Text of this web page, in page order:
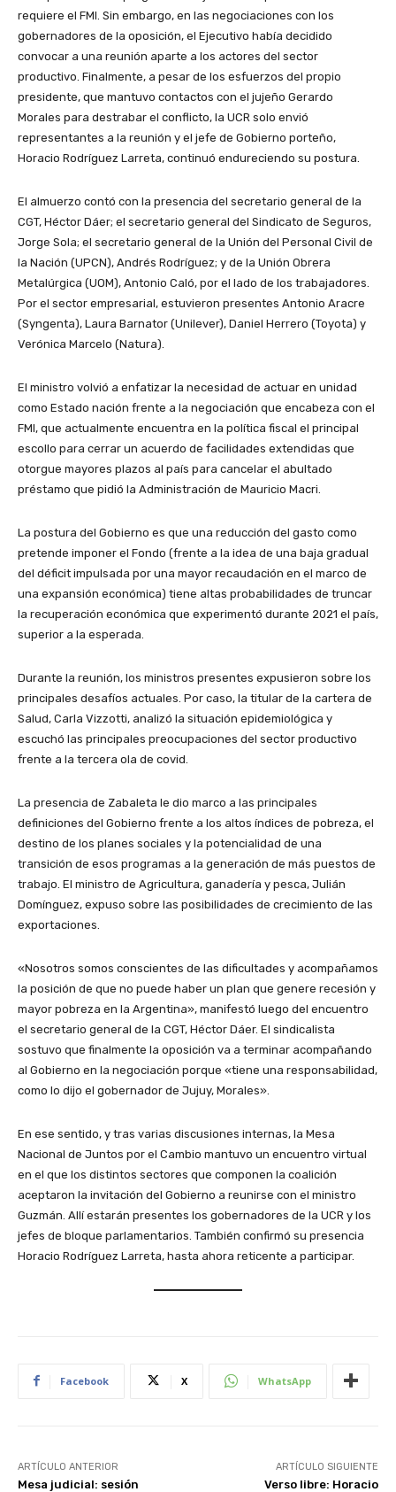
requiere el FMI. Sin embargo, en las negociaciones con los
gobernadores de la oposición, el Ejecutivo había decidido
convocar a una reunión aparte a los actores del sector
productivo. Finalmente, a pesar de los esfuerzos del propio
presidente, que mantuvo contactos con el jujeño Gerardo
Morales para destrabar el conflicto, la UCR solo envió
representantes a la reunión y el jefe de Gobierno porteño,
Horacio Rodríguez Larreta, continuó endureciendo su postura.
El almuerzo contó con la presencia del secretario general de la
CGT, Héctor Dáer; el secretario general del Sindicato de Seguros,
Jorge Sola; el secretario general de la Unión del Personal Civil de
la Nación (UPCN), Andrés Rodríguez; y de la Unión Obrera
Metalúrgica (UOM), Antonio Caló, por el lado de los trabajadores.
Por el sector empresarial, estuvieron presentes Antonio Aracre
(Syngenta), Laura Barnator (Unilever), Daniel Herrero (Toyota) y
Verónica Marcelo (Natura).
El ministro volvió a enfatizar la necesidad de actuar en unidad
como Estado nación frente a la negociación que encabeza con el
FMI, que actualmente encuentra en la política fiscal el principal
escollo para cerrar un acuerdo de facilidades extendidas que
otorgue mayores plazos al país para cancelar el abultado
préstamo que pidió la Administración de Mauricio Macri.
La postura del Gobierno es que una reducción del gasto como
pretende imponer el Fondo (frente a la idea de una baja gradual
del déficit impulsada por una mayor recaudación en el marco de
una expansión económica) tiene altas probabilidades de truncar
la recuperación económica que experimentó durante 2021 el país,
superior a la esperada.
Durante la reunión, los ministros presentes expusieron sobre los
principales desafíos actuales. Por caso, la titular de la cartera de
Salud, Carla Vizzotti, analizó la situación epidemiológica y
escuchó las principales preocupaciones del sector productivo
frente a la tercera ola de covid.
La presencia de Zabaleta le dio marco a las principales
definiciones del Gobierno frente a los altos índices de pobreza, el
destino de los planes sociales y la potencialidad de una
transición de esos programas a la generación de más puestos de
trabajo. El ministro de Agricultura, ganadería y pesca, Julián
Domínguez, expuso sobre las posibilidades de crecimiento de las
exportaciones.
«Nosotros somos conscientes de las dificultades y acompañamos
la posición de que no puede haber un plan que genere recesión y
mayor pobreza en la Argentina», manifestó luego del encuentro
el secretario general de la CGT, Héctor Dáer. El sindicalista
sostuvo que finalmente la oposición va a terminar acompañando
al Gobierno en la negociación porque «tiene una responsabilidad,
como lo dijo el gobernador de Jujuy, Morales».
En ese sentido, y tras varias discusiones internas, la Mesa
Nacional de Juntos por el Cambio mantuvo un encuentro virtual
en el que los distintos sectores que componen la coalición
aceptaron la invitación del Gobierno a reunirse con el ministro
Guzmán. Allí estarán presentes los gobernadores de la UCR y los
jefes de bloque parlamentarios. También confirmó su presencia
Horacio Rodríguez Larreta, hasta ahora reticente a participar.
Facebook X WhatsApp
ARTÍCULO ANTERIOR
Mesa judicial: sesión
ARTÍCULO SIGUIENTE
Verso libre: Horacio